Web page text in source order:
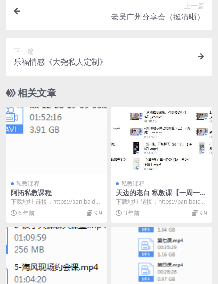
上一篇
老吴广州分享会（挺清晰）
下一篇
乐福情感《大尧私人定制》
相关文章
私教课程
阿拓私教课程
下载地址 链接：https://pan.baidu.
com/s/17tTnFuB...
6 年前 9.9
私教课程
天边的老白 私教课【一周一
课】
下载地址 链接：https://pan.baidu.
com/s/1zLODsb7...
3 年前 9.9